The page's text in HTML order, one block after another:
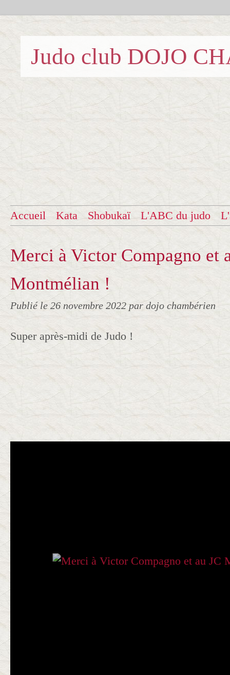
Judo club DOJO
Accueil Kata Shobukaï L'ABC du judo
Merci à Victor Compagno et
Montmélian !
Publié le 26 novembre 2022 par dojo chambérien
Super après-midi de Judo !